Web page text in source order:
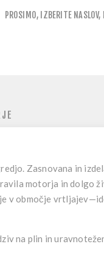
PROSIMO, IZBERITE NASLOV,
Zasnovana in
motorja in dolgo
v območje
na plin in